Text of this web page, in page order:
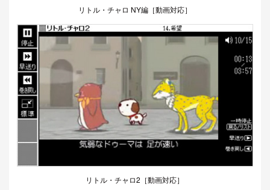
リトル・チャロ NY編［動画対応］
リトル・チャロ2［動画対応］